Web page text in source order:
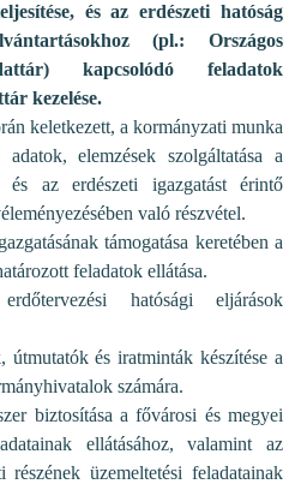
és az erdészeti hatóság
(pl.: Országos
kapcsolódó feladatok
kezelése.
keletkezett, a kormányzati munka
adatok, elemzések szolgáltatása a
és az erdészeti igazgatást érintő
való részvétel.
támogatása keretében a
feladatok ellátása.
hatósági eljárások
útmutatók és iratminták készítése a
számára.
biztosítása a fővárosi és megyei
ellátásához, valamint az
üzemeltetési feladatainak